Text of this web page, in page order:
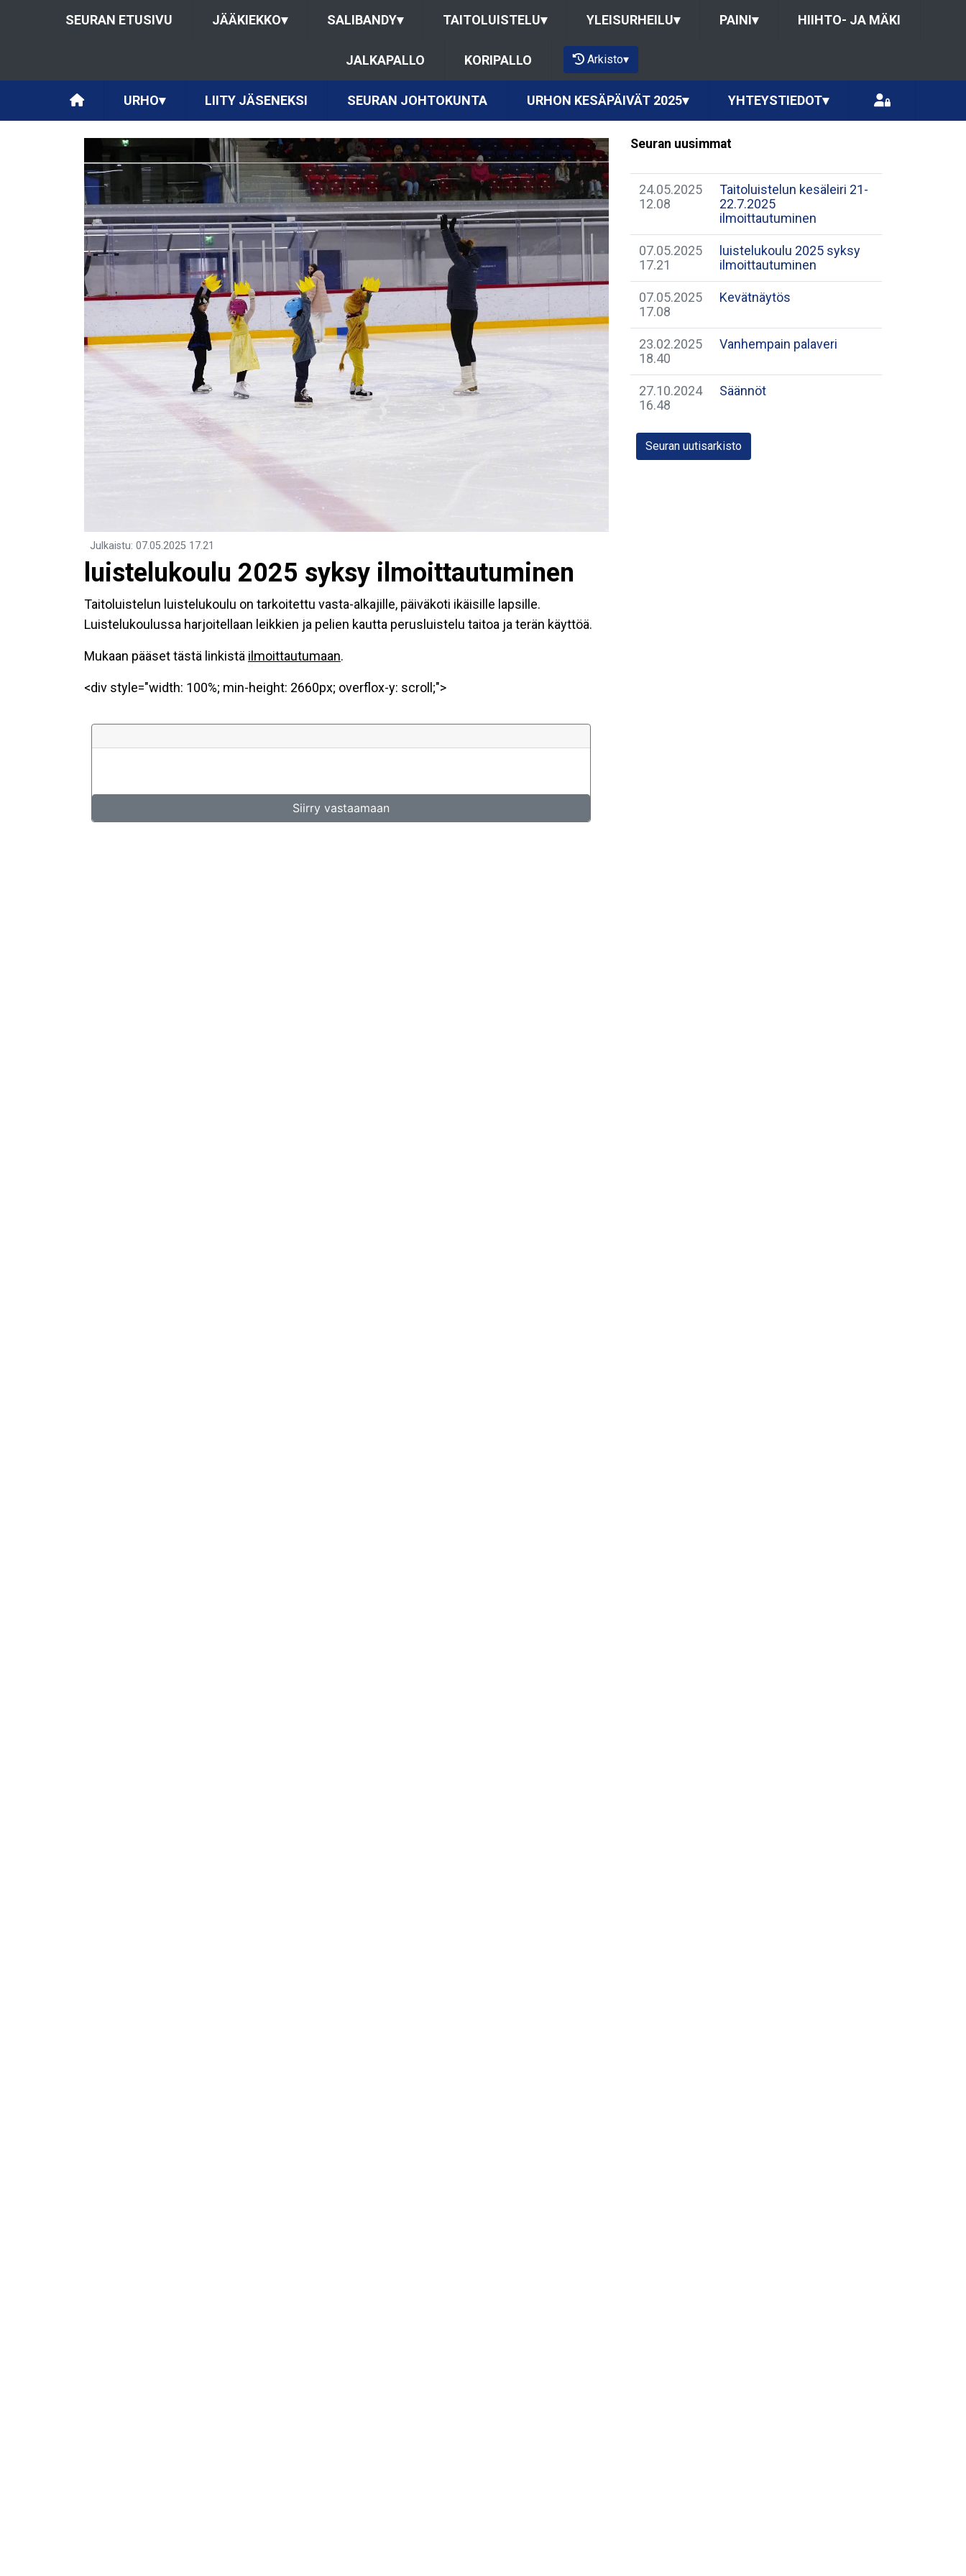
SEURAN ETUSIVU JÄÄKIEKKO▾ SALIBANDY▾ TAITOLUISTELU▾ YLEISURHEILU▾ PAINI▾ HIIHTO- JA MÄKI
JALKAPALLO KORIPALLO Arkisto▾
URHO▾ LIITY JÄSENEKSI SEURAN JOHTOKUNTA URHON KESÄPÄIVÄT 2025▾ YHTEYSTIEDOT▾
Julkaistu: 07.05.2025 17.21
luistelukoulu 2025 syksy ilmoittautuminen
Taitoluistelun luistelukoulu on tarkoitettu vasta-alkajille, päiväkoti ikäisille lapsille.
Luistelukoulussa harjoitellaan leikkien ja pelien kautta perusluistelu taitoa ja terän käyttöä.
Mukaan pääset tästä linkistä ilmoittautumaan.
<div style="width: 100%; min-height: 2660px; overflox-y: scroll;">
Seuran uusimmat
24.05.2025
12.08
Taitoluistelun kesäleiri 21-
22.7.2025
ilmoittautuminen
07.05.2025
17.21
luistelukoulu 2025 syksy
ilmoittautuminen
07.05.2025
17.08
Kevätnäytös
23.02.2025
18.40
Vanhempain palaveri
27.10.2024
16.48
Säännöt
Seuran uutisarkisto